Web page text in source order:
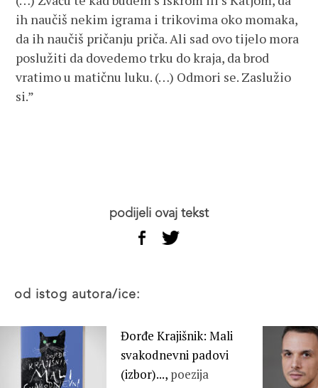
ih naučiš nekim igrama i trikovima oko momaka,
da ih naučiš pričanju priča. Ali sad ovo tijelo mora
poslužiti da dovedemo trku do kraja, da brod
vratimo u matičnu luku. (…) Odmori se. Zaslužio
si.”
podijeli ovaj tekst
od istog autora/ice:
Đorđe Krajišnik: Mali
svakodnevni padovi
(izbor)..., poezija